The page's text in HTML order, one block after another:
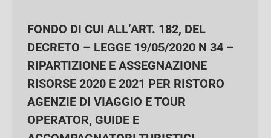
FONDO DI CUI ALL’ART. 182, DEL
DECRETO – LEGGE 19/05/2020 N 34 –
RIPARTIZIONE E ASSEGNAZIONE
RISORSE 2020 E 2021 PER RISTORO
AGENZIE DI VIAGGIO E TOUR
OPERATOR, GUIDE E